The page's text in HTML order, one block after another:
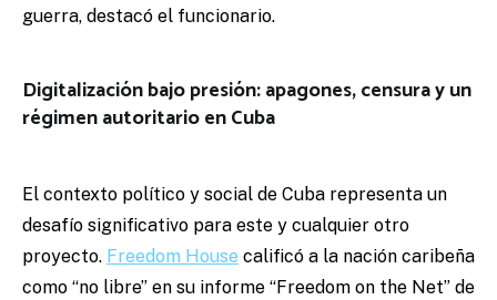
guerra, destacó el funcionario.
Digitalización bajo presión: apagones, censura y un
régimen autoritario en Cuba
El contexto político y social de Cuba representa un
desafío significativo para este y cualquier otro
proyecto. Freedom House calificó a la nación caribeña
como “no libre” en su informe “Freedom on the Net” de